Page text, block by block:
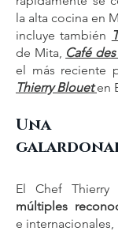
la alta cocina en
incluye también
de Mita, Café
el más reciente
Thierry Blouet en
Una
El Chef
múltiples
e